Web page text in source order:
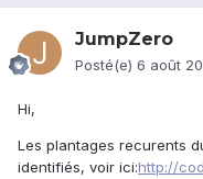
JumpZero
Posté(e) 6 août
Hi,
Les plantages recurents
identifiés, voir ici:http://